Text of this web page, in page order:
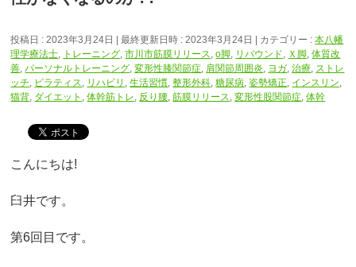
投稿日 : 2023年3月24日 最終更新日時 : 2023年3月24日 カテゴリー :本八幡
理学療法士, トレーニング,市川市筋膜リリース,o脚, リバウンド, Ｘ脚,体質改
善,パーソナルトレーニング,変形性膝関節症, 肩関節周囲炎, ヨガ,治療, ストレ
ッチ, ピラティス, リハビリ ,生活習慣,整形外科,糖尿病,姿勢矯正, インスリン,
猫背, ダイエット ,体幹筋トレ, 反り腰,筋膜リリース,変形性股関節症,体幹
こんにちは!
臼井です。
第6回目です。